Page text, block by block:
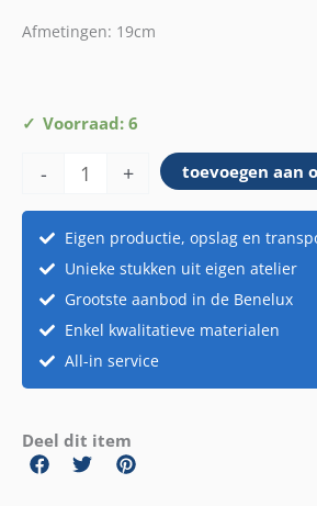
Afmetingen: 19cm
Voorraad: 6
-
Tulpjes
+ toevoegen aan
Eigen productie, opslag en
Unieke stukken uit eigen atelier
Grootste aanbod in de Benelux
Enkel kwalitatieve materialen
All-in service
Deel dit item